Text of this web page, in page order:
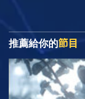
推薦給你的節目